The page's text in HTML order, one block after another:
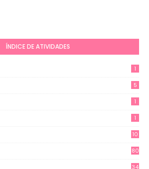
ÍNDICE DE ATIVIDADES
1
5
1
1
10
80
34